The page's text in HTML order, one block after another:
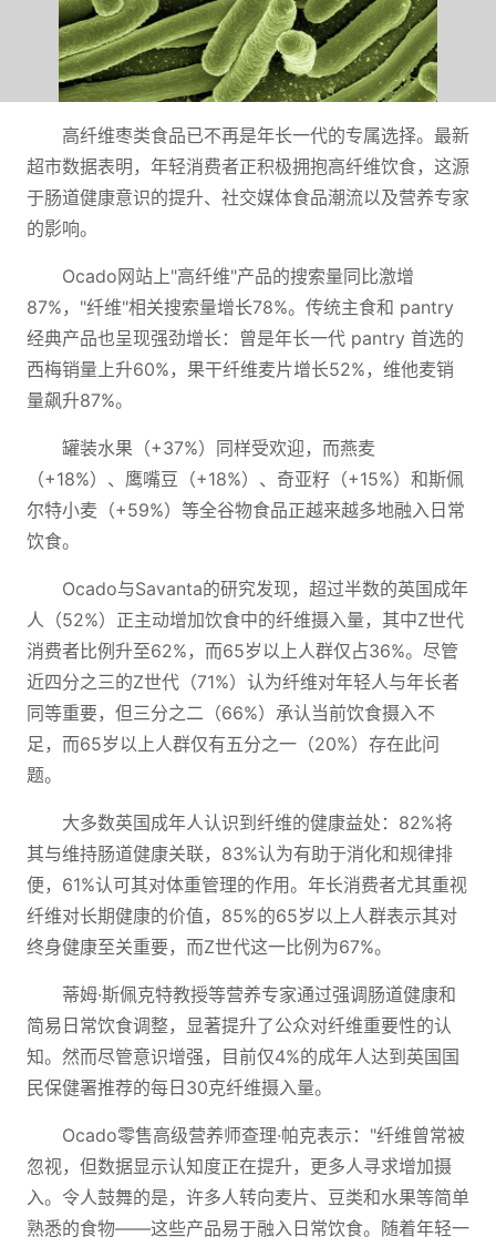
高纤维枣类食品已不再是年长一代的专属选择。最新
超市数据表明，年轻消费者正积极拥抱高纤维饮食，这源
于肠道健康意识的提升、社交媒体食品潮流以及营养专家
的影响。
Ocado网站上"高纤维"产品的搜索量同比激增
87%，"纤维"相关搜索量增长78%。传统主食和 pantry
经典产品也呈现强劲增长：曾是年长一代 pantry 首选的
西梅销量上升60%，果干纤维麦片增长52%，维他麦销
量飙升87%。
罐装水果（+37%）同样受欢迎，而燕麦
（+18%）、鹰嘴豆（+18%）、奇亚籽（+15%）和斯佩
尔特小麦（+59%）等全谷物食品正越来越多地融入日常
饮食。
Ocado与Savanta的研究发现，超过半数的英国成年
人（52%）正主动增加饮食中的纤维摄入量，其中Z世代
消费者比例升至62%，而65岁以上人群仅占36%。尽管
近四分之三的Z世代（71%）认为纤维对年轻人与年长者
同等重要，但三分之二（66%）承认当前饮食摄入不
足，而65岁以上人群仅有五分之一（20%）存在此问
题。
大多数英国成年人认识到纤维的健康益处：82%将
其与维持肠道健康关联，83%认为有助于消化和规律排
便，61%认可其对体重管理的作用。年长消费者尤其重视
纤维对长期健康的价值，85%的65岁以上人群表示其对
终身健康至关重要，而Z世代这一比例为67%。
蒂姆·斯佩克特教授等营养专家通过强调肠道健康和
简易日常饮食调整，显著提升了公众对纤维重要性的认
知。然而尽管意识增强，目前仅4%的成年人达到英国国
民保健署推荐的每日30克纤维摄入量。
Ocado零售高级营养师查理·帕克表示："纤维曾常被
忽视，但数据显示认知度正在提升，更多人寻求增加摄
入。令人鼓舞的是，许多人转向麦片、豆类和水果等简单
熟悉的食物——这些产品易于融入日常饮食。随着年轻一